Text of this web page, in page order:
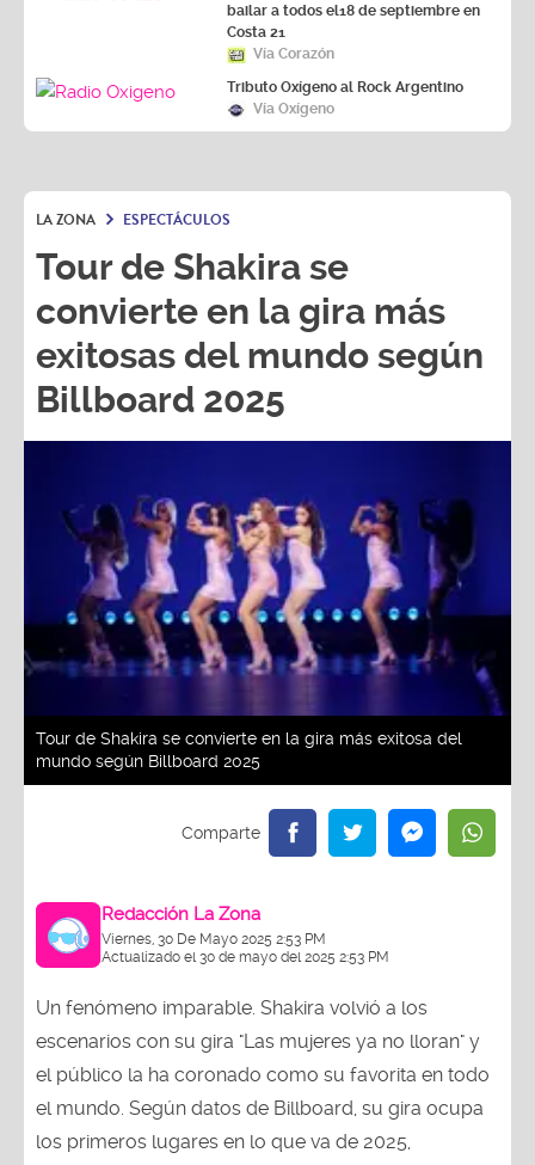
bailar a todos el18 de septiembre en
Costa 21
Vía Corazón
Tributo Oxígeno al Rock Argentino
Vía Oxígeno
LA ZONA ESPECTÁCULOS
Tour de Shakira se
convierte en la gira más
exitosas del mundo según
Billboard 2025
Tour de Shakira se convierte en la gira más exitosa del
mundo según Billboard 2025
Redacción La Zona
Viernes, 30 De Mayo 2025 2:53 PM
Actualizado el 30 de mayo del 2025 2:53 PM
Un fenómeno imparable. Shakira volvió a los
escenarios con su gira "Las mujeres ya no lloran" y
el público la ha coronado como su favorita en todo
el mundo. Según datos de Billboard, su gira ocupa
los primeros lugares en lo que va de 2025,